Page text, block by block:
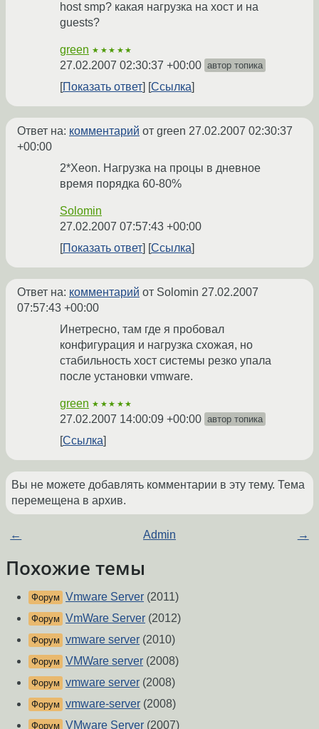
host smp? какая нагрузка на хост и на
guests?
green ★★★★★
27.02.2007 02:30:37 +00:00 автор топика
Показать ответ Ссылка
Ответ на: комментарий от green 27.02.2007 02:30:37
+00:00
2*Xeon. Нагрузка на процы в дневное
время порядка 60-80%
Solomin
27.02.2007 07:57:43 +00:00
Показать ответ
Ссылка
Ответ на: комментарий от Solomin 27.02.2007
07:57:43 +00:00
Инетресно, там где я пробовал
конфигурация и нагрузка схожая, но
стабильность хост системы резко упала
после установки vmware.
green ★★★★★
27.02.2007 14:00:09 +00:00 автор топика
Ссылка
Вы не можете добавлять комментарии в эту тему. Тема
перемещена в архив.
← Admin →
Похожие темы
Форум Vmware Server (2011)
Форум VmWare Server (2012)
Форум vmware server (2010)
Форум VMWare server (2008)
Форум vmware server (2008)
Форум vmware-server (2008)
Форум VMware Server (2007)